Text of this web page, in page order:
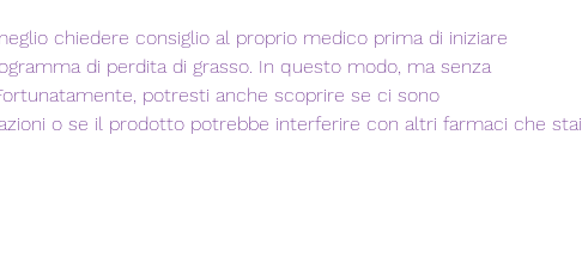
chiedere consiglio al proprio medico prima di iniziare
di perdita di grasso. In questo modo, ma senza
potresti anche scoprire se ci sono
o se il prodotto potrebbe interferire con altri farmaci che stai